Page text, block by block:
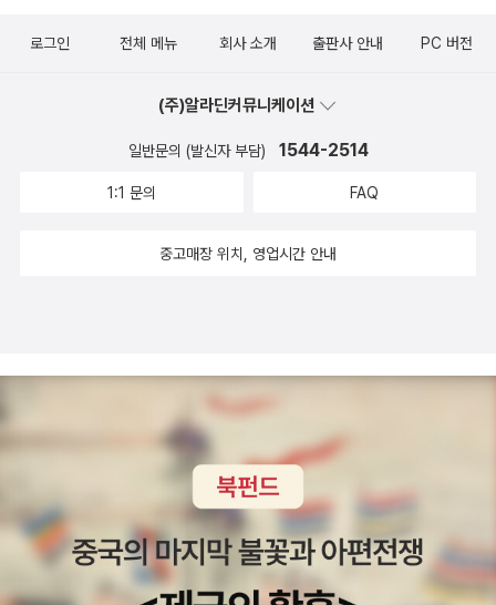
서와 문제집을 갖고 왔는데 슬슬 2학기 교과서와 문제집도 갖춰야 할
사 두었던 교과서도 아직 다 공부를 마치지 못했네요.그래도 2학기
교과서와 문제집도 가지고 있어야 할 것 같아서 이리저리 눈여겨보고
함께 갖춰놓아야겠구요.직접 보고 고르면 좋은데, 늘 그렇게 할 수 없
나마 위안을 얻는 중이랍니다. ^^전과도 한 세트 갖춰놓으면 괜찮을
냠냠 시리즈도 마음에 든다. 강의는 여기서도 들을 수 있으려나! 이미
지가 아직 안 보여서 ......수학 실력을 높이기에 좋은 올림피아드 문제
들.수학에서는 워낙 유명한 개념원리 문제집들도 역시 눈에 띈다.아
이콘 수능영단어 오주성 외 지음 / 잉글에듀 / 2010년 7월사도행전
속으로 이재철 지음 / 홍성사 / 2010년 7월 미치도록 드라마틱한 세
계, 미드 남명희 지음 / 현실문화연구(현문서가) / 2010년 7월영어
로그인 전체 메뉴 회사 소개 출판사 안내 PC 버전
(주)알라딘커뮤니케이션
일반문의 (발신자 부담) 1544-2514
1:1 문의 FAQ
중고매장 위치, 영업시간 안내